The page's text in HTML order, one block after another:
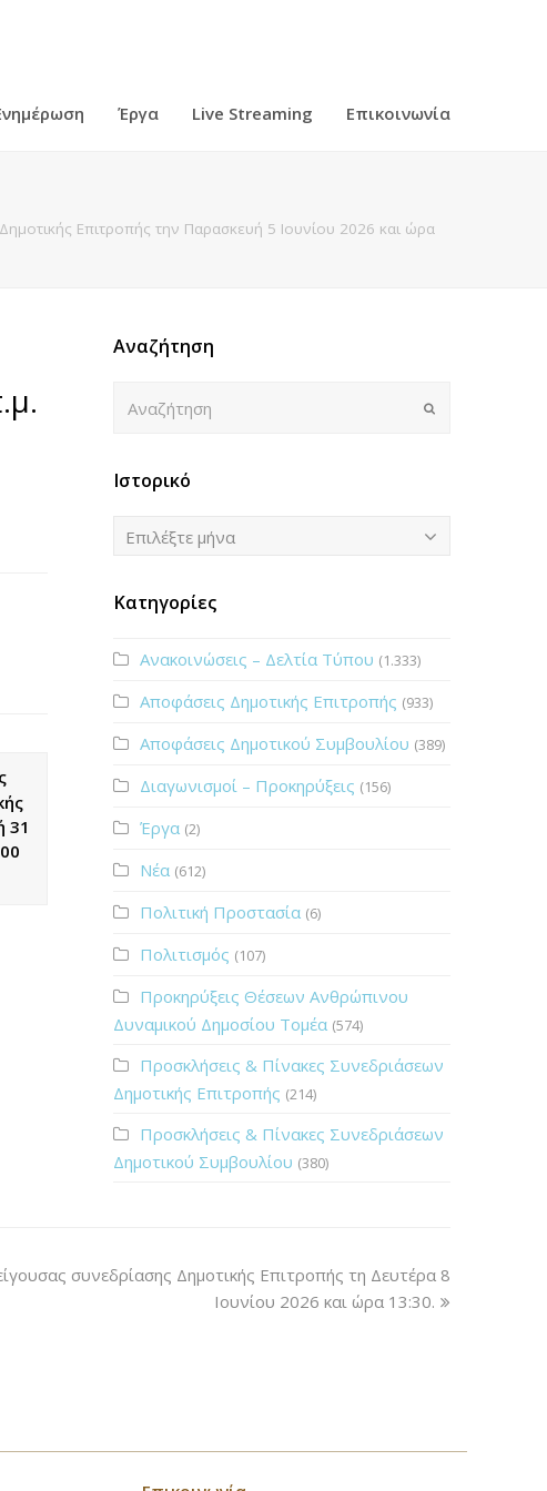
Έργα Live Streaming Επικοινωνία
Επιτροπής την Παρασκευή 5 Ιουνίου 2026 και ώρα
31
Αναζήτηση
Ιστορικό
Ιστορικό
Επιλέξτε μήνα
Κατηγορίες
Ανακοινώσεις – Δελτία Τύπου (1.333)
Αποφάσεις Δημοτικής Επιτροπής (933)
Αποφάσεις Δημοτικού Συμβουλίου (389)
Διαγωνισμοί – Προκηρύξεις (156)
Έργα (2)
Νέα (612)
Πολιτική Προστασία (6)
Πολιτισμός (107)
Προκηρύξεις Θέσεων Ανθρώπινου
Δυναμικού Δημοσίου Τομέα (574)
Προσκλήσεις & Πίνακες Συνεδριάσεων
Δημοτικής Επιτροπής (214)
Προσκλήσεις & Πίνακες Συνεδριάσεων
Δημοτικού Συμβουλίου (380)
συνεδρίασης Δημοτικής Επιτροπής τη Δευτέρα 8
Ιουνίου 2026 και ώρα 13:30.